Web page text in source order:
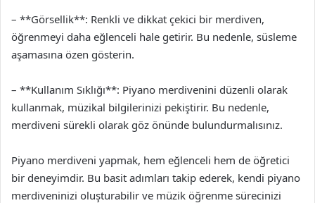
– **Görsellik**: Renkli ve dikkat çekici bir merdiven,
öğrenmeyi daha eğlenceli hale getirir. Bu nedenle, süsleme
aşamasına özen gösterin.
– **Kullanım Sıklığı**: Piyano merdivenini düzenli olarak
kullanmak, müzikal bilgilerinizi pekiştirir. Bu nedenle,
merdiveni sürekli olarak göz önünde bulundurmalısınız.
Piyano merdiveni yapmak, hem eğlenceli hem de öğretici
bir deneyimdir. Bu basit adımları takip ederek, kendi piyano
merdiveninizi oluşturabilir ve müzik öğrenme sürecinizi